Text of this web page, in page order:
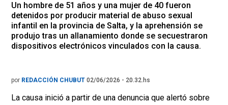
Un hombre de 51 años y una mujer de 40 fueron
detenidos por producir material de abuso sexual
infantil en la provincia de Salta, y la aprehensión se
produjo tras un allanamiento donde se secuestraron
dispositivos electrónicos vinculados con la causa.
por REDACCIÓN CHUBUT 02/06/2026 - 20.32.hs
La causa inició a partir de una denuncia que alertó sobre